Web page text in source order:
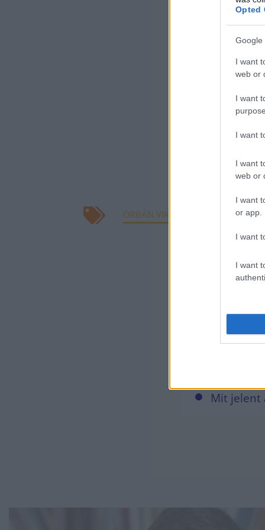
Opted
Google
I want
web or
I want
I want
I want
web or
I want
or app.
I want
I want
így a
80 256
míg
nélkül
A két
idénre
német
ORBÁN VIKTOR
Magyar
Jön a
Mit jelent